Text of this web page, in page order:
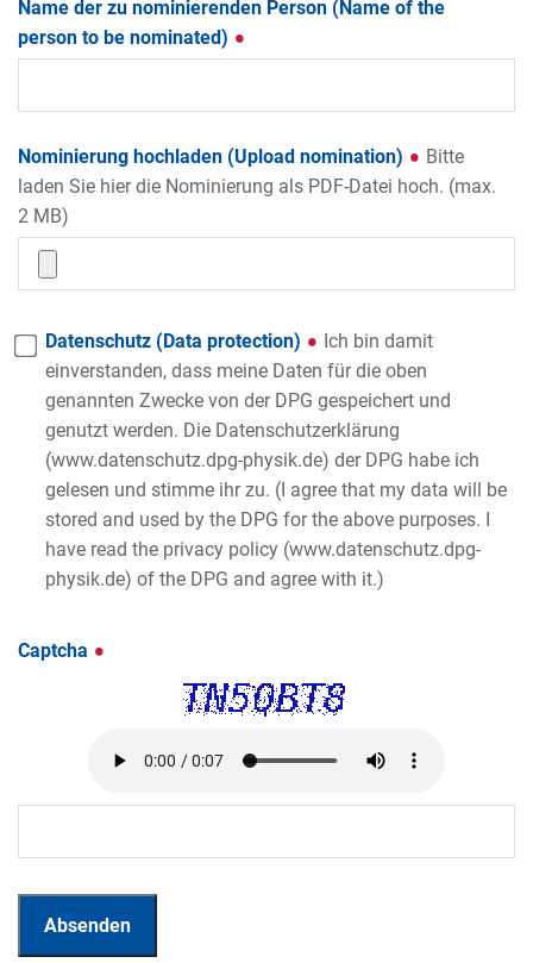
Name der zu nominierenden Person (Name of the
person to be nominated)
Nominierung hochladen (Upload nomination)
Bitte
laden Sie hier die Nominierung als PDF-Datei hoch. (max.
2 MB)
Datenschutz (Data protection)
Ich bin damit
einverstanden, dass meine Daten für die oben
genannten Zwecke von der DPG gespeichert und
genutzt werden. Die Datenschutzerklärung
(www.datenschutz.dpg-physik.de) der DPG habe ich
gelesen und stimme ihr zu. (I agree that my data will be
stored and used by the DPG for the above purposes. I
have read the privacy policy (www.datenschutz.dpg-
physik.de) of the DPG and agree with it.)
Captcha